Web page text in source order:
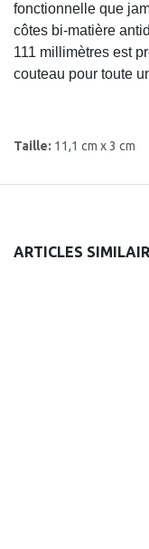
fonctionnelle que
côtes bi-matière
111 millimètres est
couteau pour toute
Taille: 11,1 cm x 3 cm
ARTICLES